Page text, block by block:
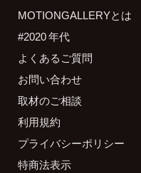
MOTIONGALLERYとは
#2020 年代
よくあるご質問
お問い合わせ
取材のご相談
利用規約
プライバシーポリシー
特商法表示